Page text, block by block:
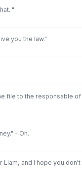
"
you the law."
file to the responsable of
- Oh.
Liam, and I hope you don't